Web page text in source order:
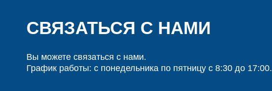
СВЯЗАТЬСЯ С НАМИ
Вы можете связаться с нами.
График работы: с понедельника по пятницу с 8:30 до 17:00.